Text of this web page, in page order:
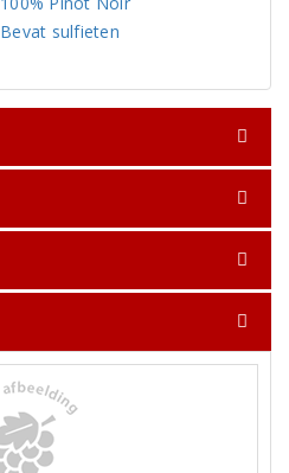
Bevat sulfieten